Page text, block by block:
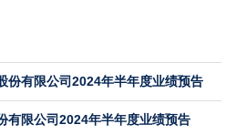
份有限公司2024年半年度业绩预告
有限公司2024年半年度业绩预告